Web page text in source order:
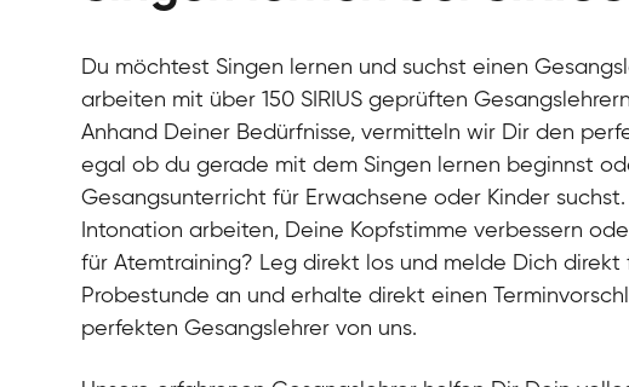
Du möchtest Singen lernen und suchst einen
arbeiten mit über 150 SIRIUS geprüften
Anhand Deiner Bedürfnisse, vermitteln wir Dir den
egal ob du gerade mit dem Singen lernen beginnst
Gesangsunterricht für Erwachsene oder Kinder
Intonation arbeiten, Deine Kopfstimme verbessern
für Atemtraining? Leg direkt los und melde Dich direkt
Probestunde an und erhalte direkt einen
perfekten Gesangslehrer von uns.